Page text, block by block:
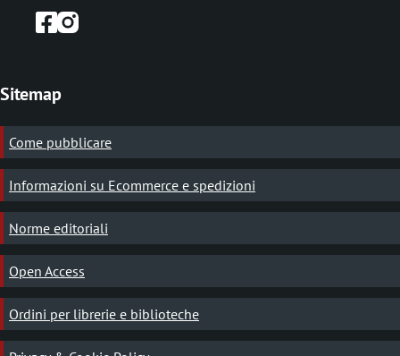
Sitemap
Come pubblicare
Informazioni su Ecommerce e spedizioni
Norme editoriali
Open Access
Ordini per librerie e biblioteche